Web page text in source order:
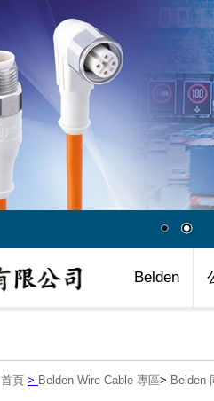
Belden
首頁 > Belden Wire Cable 專區> Belden-